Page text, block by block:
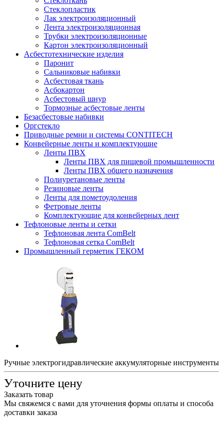
Стеклопластик
Лак электроизоляционный
Лента электроизоляционная
Трубки электроизоляционные
Картон электроизоляционный
Асбестотехнические изделия
Паронит
Сальниковые набивки
Асбестовая ткань
Асбокартон
Асбестовый шнур
Тормозные асбестовые ленты
Безасбестовые набивки
Оргстекло
Приводные ремни и системы CONTITECH
Конвейерные ленты и комплектующие
Ленты ПВХ
Ленты ПВХ для пищевой промышленности
Ленты ПВХ общего назначения
Полиуретановые ленты
Резиновые ленты
Ленты для пометоудоления
Фетровые ленты
Комплектующие для конвейерных лент
Тефлоновые ленты и сетки
Тефлоновая лента ComBelt
Тефлоновая сетка ComBelt
Промышленный герметик ГЕКОМ
Ручные электрогидравлические аккумуляторные инструменты
Уточните цену
Заказать товар
Мы свяжемся с вами для уточнения формы оплаты и способа
доставки заказа